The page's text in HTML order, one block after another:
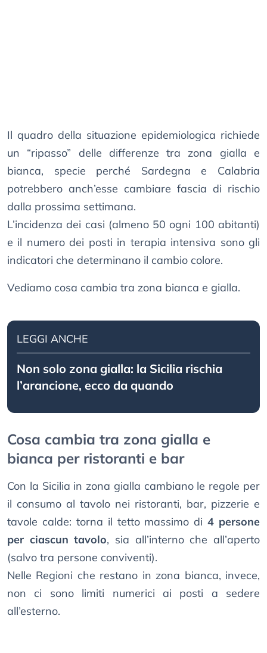
Il quadro della situazione epidemiologica richiede
un “ripasso” delle differenze tra zona gialla e
bianca, specie perché Sardegna e Calabria
potrebbero anch’esse cambiare fascia di rischio
dalla prossima settimana.
L’incidenza dei casi (almeno 50 ogni 100 abitanti)
e il numero dei posti in terapia intensiva sono gli
indicatori che determinano il cambio colore.
Vediamo cosa cambia tra zona bianca e gialla.
LEGGI ANCHE
Non solo zona gialla: la Sicilia rischia
l’arancione, ecco da quando
Cosa cambia tra zona gialla e
bianca per ristoranti e bar
Con la Sicilia in zona gialla cambiano le regole per
il consumo al tavolo nei ristoranti, bar, pizzerie e
tavole calde: torna il tetto massimo di4 persone
per ciascun tavolo, sia all’interno che all’aperto
(salvo tra persone conviventi).
Nelle Regioni che restano in zona bianca, invece,
non ci sono limiti numerici ai posti a sedere
all’esterno.